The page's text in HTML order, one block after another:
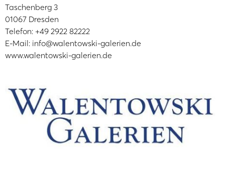
Taschenberg 3
01067 Dresden
Telefon: +49 2922 82222
E-Mail: info@walentowski-galerien.de
www.walentowski-galerien.de